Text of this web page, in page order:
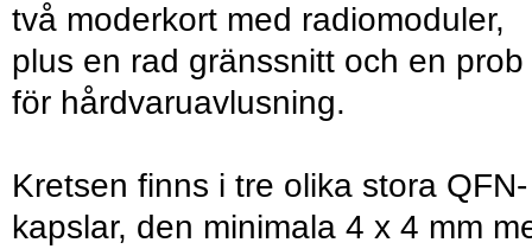
två moderkort med radiomoduler,
plus en rad gränssnitt och en prob
för hårdvaruavlusning.
Kretsen finns i tre olika stora QFN-
kapslar, den minimala 4 x 4 mm